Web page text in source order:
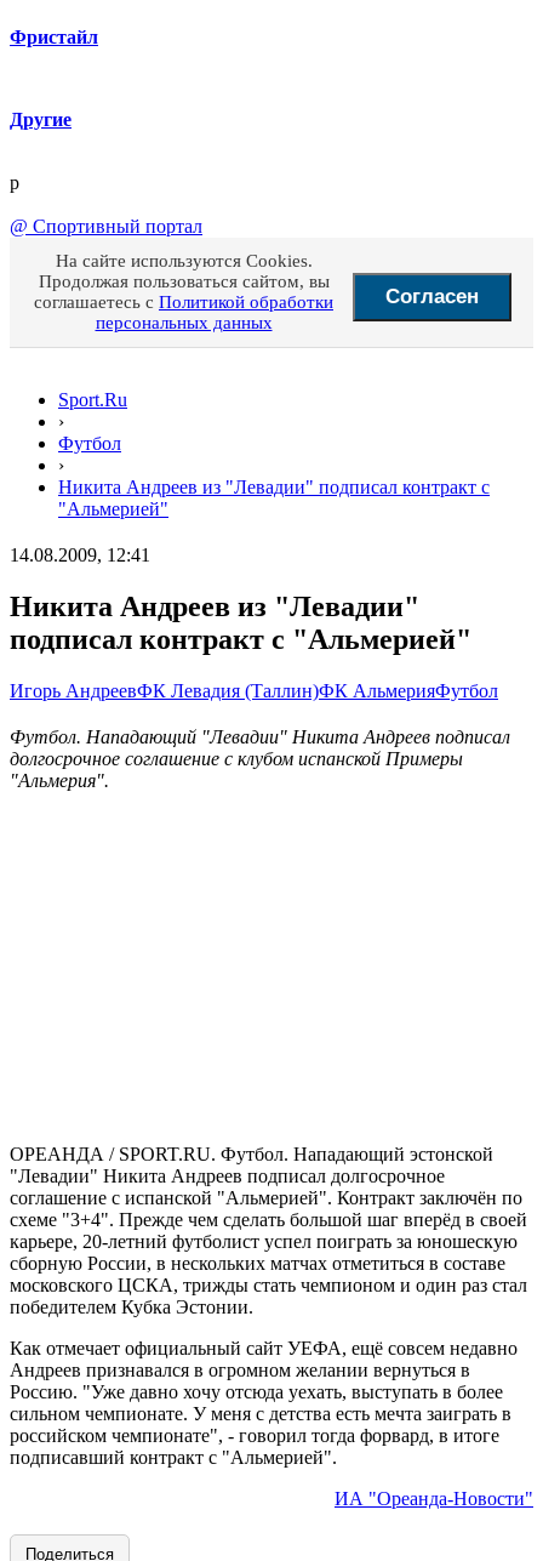
Фристайл
Другие
p
@ Спортивный портал
На сайте используются Cookies.
Продолжая пользоваться сайтом, вы
соглашаетесь с Политикой обработки
персональных данных
Согласен
Sport.Ru
›
Футбол
›
Никита Андреев из "Левадии" подписал контракт с
"Альмерией"
14.08.2009, 12:41
Никита Андреев из "Левадии"
подписал контракт с "Альмерией"
Игорь АндреевФК Левадия (Таллин)ФК АльмерияФутбол
Футбол. Нападающий "Левадии" Никита Андреев подписал
долгосрочное соглашение с клубом испанской Примеры
"Альмерия".
ОРЕАНДА / SPORT.RU. Футбол. Нападающий эстонской
"Левадии" Никита Андреев подписал долгосрочное
соглашение с испанской "Альмерией". Контракт заключён по
схеме "3+4". Прежде чем сделать большой шаг вперёд в своей
карьере, 20-летний футболист успел поиграть за юношескую
сборную России, в нескольких матчах отметиться в составе
московского ЦСКА, трижды стать чемпионом и один раз стал
победителем Кубка Эстонии.
Как отмечает официальный сайт УЕФА, ещё совсем недавно
Андреев признавался в огромном желании вернуться в
Россию. "Уже давно хочу отсюда уехать, выступать в более
сильном чемпионате. У меня с детства есть мечта заиграть в
российском чемпионате", - говорил тогда форвард, в итоге
подписавший контракт с "Альмерией".
ИА "Ореанда-Новости"
Поделиться